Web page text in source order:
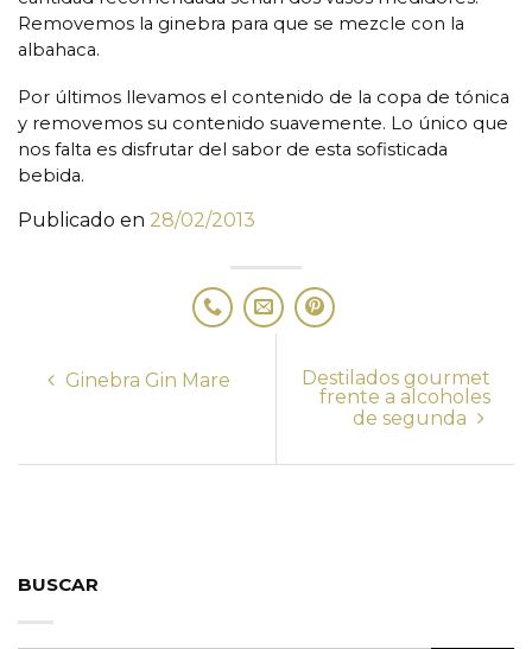
Removemos la ginebra para que se mezcle con la
albahaca.
Por últimos llevamos el contenido de la copa de tónica
y removemos su contenido suavemente. Lo único que
nos falta es disfrutar del sabor de esta sofisticada
bebida.
Publicado en 28/02/2013
Ginebra Gin Mare
Destilados gourmet
frente a alcoholes
de segunda
BUSCAR